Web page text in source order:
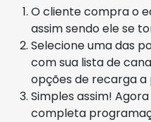
O cliente compra o
assim sendo ele se
Selecione uma das
com sua lista de
opções de recarga
Simples assim!
completa